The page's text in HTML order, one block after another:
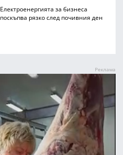
Електроенергията за бизнеса
поскъпва рязко след почивния ден